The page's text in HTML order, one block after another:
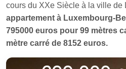
cours du XXe Siècle à la ville de
appartement à Luxembourg-
795000 euros pour 99 mètres
mètre carré de 8152 euros.